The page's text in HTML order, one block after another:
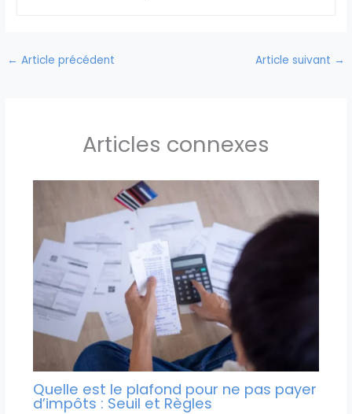
← Article précédent Article suivant →
Articles connexes
Quelle est le plafond pour ne pas payer
d’impôts : Seuil et Règles